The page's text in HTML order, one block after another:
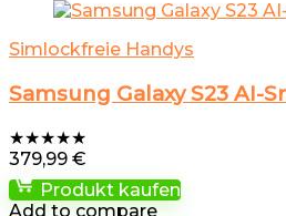
Simlockfreie Handys
Samsung Galaxy S23 AI-
★★★★★
379,99 €
Produkt kaufen
Add to compare